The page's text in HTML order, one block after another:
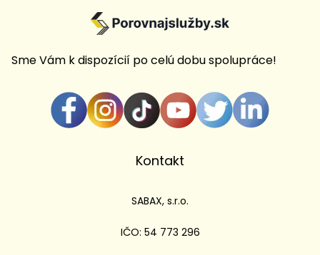
Sme Vám k dispozícií po celú dobu spolupráce!
Kontakt
SABAX, s.r.o.
IČO: 54 773 296